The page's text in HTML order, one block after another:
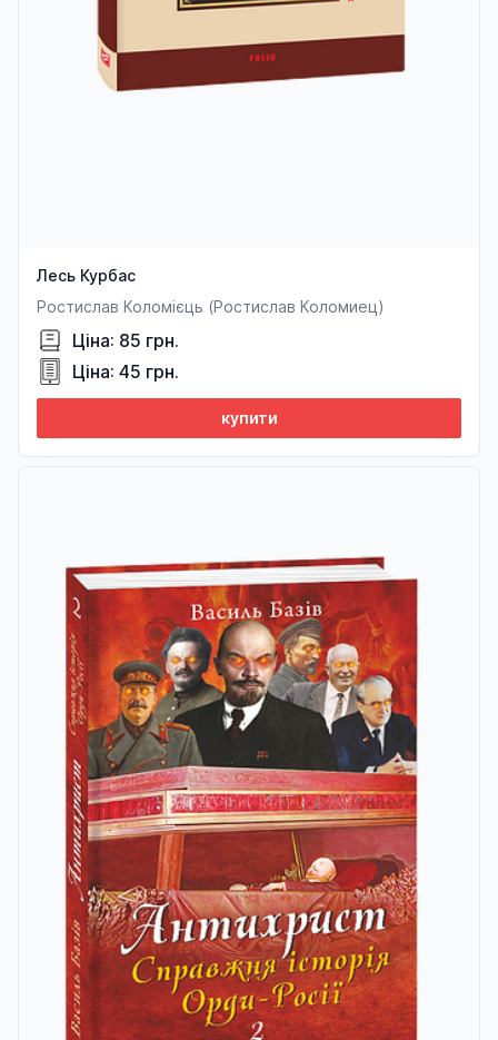
Лесь Курбас
Ростислав Коломієць (Ростислав Коломиец)
Ціна: 85 грн.
Ціна: 45 грн.
купити